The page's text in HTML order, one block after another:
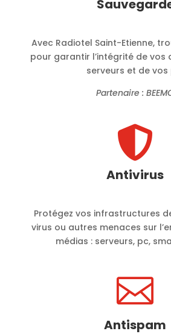
Avec Radiotel Saint-Etienne,
pour garantir l’intégrité de vos
serveurs et de vos
Partenaire :

Antivirus
Protégez vos infrastructures
virus ou autres menaces sur
médias : serveurs, pc,

Antispam